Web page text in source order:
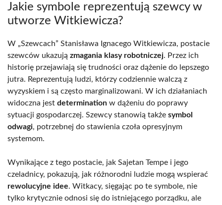
Jakie symbole reprezentują szewcy w
utworze Witkiewicza?
W „Szewcach” Stanisława Ignacego Witkiewicza, postacie
szewców ukazują zmagania klasy robotniczej. Przez ich
historię przejawiają się trudności oraz dążenie do lepszego
jutra. Reprezentują ludzi, którzy codziennie walczą z
wyzyskiem i są często marginalizowani. W ich działaniach
widoczna jest determination w dążeniu do poprawy
sytuacji gospodarczej. Szewcy stanowią także symbol
odwagi, potrzebnej do stawienia czoła opresyjnym
systemom.
Wynikające z tego postacie, jak Sajetan Tempe i jego
czeladnicy, pokazują, jak różnorodni ludzie mogą wspierać
rewolucyjne idee. Witkacy, sięgając po te symbole, nie
tylko krytycznie odnosi się do istniejącego porządku, ale